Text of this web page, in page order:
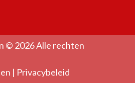
© 2026 Alle rechten
| Privacybeleid